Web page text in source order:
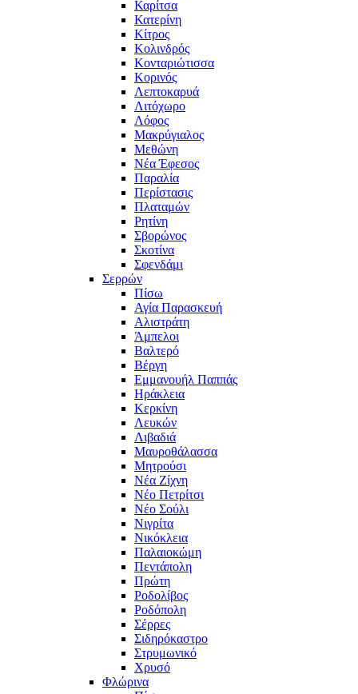
Καρίτσα
Κατερίνη
Κίτρος
Κολινδρός
Κονταριώτισσα
Κορινός
Λεπτοκαρυά
Λιτόχωρο
Λόφος
Μακρύγιαλος
Μεθώνη
Νέα Έφεσος
Παραλία
Περίστασις
Πλαταμών
Ρητίνη
Σβορώνος
Σκοτίνα
Σφενδάμι
Σερρών
Πίσω
Αγία Παρασκευή
Αλιστράτη
Άμπελοι
Βαλτερό
Βέργη
Εμμανουήλ Παππάς
Ηράκλεια
Κερκίνη
Λευκών
Λιβαδιά
Μαυροθάλασσα
Μητρούσι
Νέα Ζίχνη
Νέο Πετρίτσι
Νέο Σούλι
Νιγρίτα
Νικόκλεια
Παλαιοκώμη
Πεντάπολη
Πρώτη
Ροδολίβος
Ροδόπολη
Σέρρες
Σιδηρόκαστρο
Στρυμωνικό
Χρυσό
Φλώρινα